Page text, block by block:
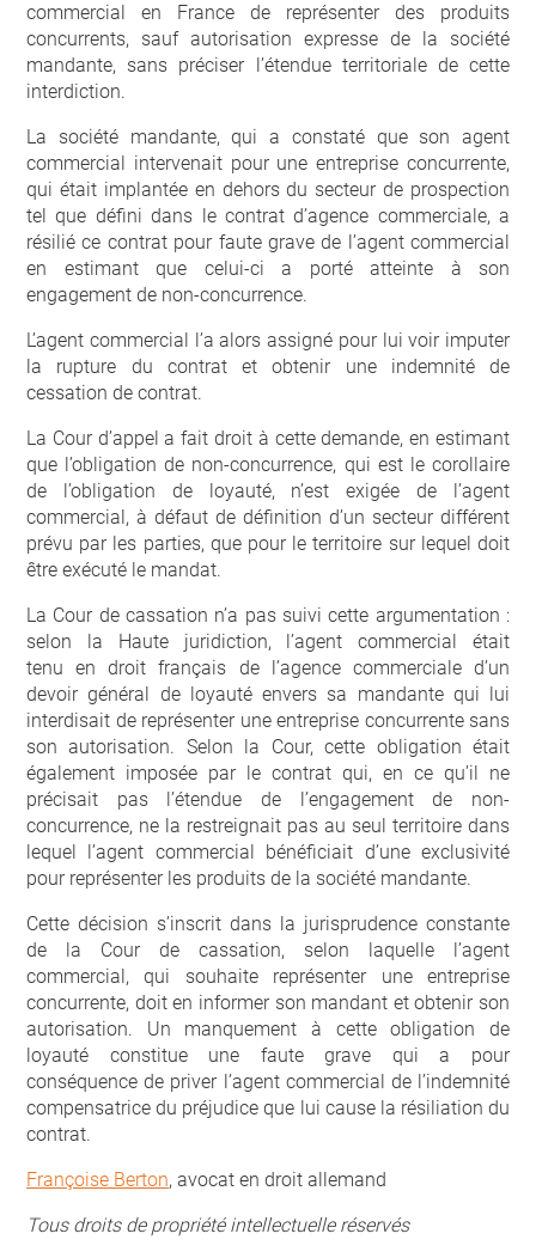
commercial en France de représenter des produits
concurrents, sauf autorisation expresse de la société
mandante, sans préciser l’étendue territoriale de cette
interdiction.
La société mandante, qui a constaté que son agent
commercial intervenait pour une entreprise concurrente,
qui était implantée en dehors du secteur de prospection
tel que défini dans le contrat d’agence commerciale, a
résilié ce contrat pour faute grave de l’agent commercial
en estimant que celui-ci a porté atteinte à son
engagement de non-concurrence.
L’agent commercial l’a alors assigné pour lui voir imputer
la rupture du contrat et obtenir une indemnité de
cessation de contrat.
La Cour d’appel a fait droit à cette demande, en estimant
que l’obligation de non-concurrence, qui est le corollaire
de l’obligation de loyauté, n’est exigée de l’agent
commercial, à défaut de définition d’un secteur différent
prévu par les parties, que pour le territoire sur lequel doit
être exécuté le mandat.
La Cour de cassation n’a pas suivi cette argumentation :
selon la Haute juridiction, l’agent commercial était
tenu en droit français de l’agence commerciale d’un
devoir général de loyauté envers sa mandante qui lui
interdisait de représenter une entreprise concurrente sans
son autorisation. Selon la Cour, cette obligation était
également imposée par le contrat qui, en ce qu’il ne
précisait pas l’étendue de l’engagement de non-
concurrence, ne la restreignait pas au seul territoire dans
lequel l’agent commercial bénéficiait d’une exclusivité
pour représenter les produits de la société mandante.
Cette décision s’inscrit dans la jurisprudence constante
de la Cour de cassation, selon laquelle l’agent
commercial, qui souhaite représenter une entreprise
concurrente, doit en informer son mandant et obtenir son
autorisation. Un manquement à cette obligation de
loyauté constitue une faute grave qui a pour
conséquence de priver l’agent commercial de l’indemnité
compensatrice du préjudice que lui cause la résiliation du
contrat.
Françoise Berton, avocat en droit allemand
Tous droits de propriété intellectuelle réservés